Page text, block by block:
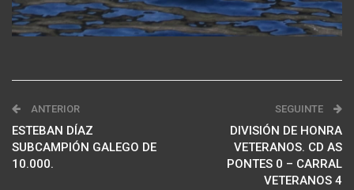
ANTERIOR
ESTEBAN DÍAZ
SUBCAMPIÓN GALEGO DE
10.000.
SEGUINTE
DIVISIÓN DE HONRA
VETERANOS. CD AS
PONTES 0 – CARRAL
VETERANOS 4